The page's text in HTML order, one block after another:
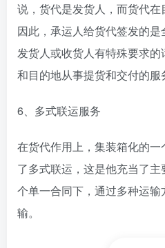
说，货代是发货人，而货代在
因此，承运人给货代签发的
发货人或收货人有特殊要求
和目的地从事提货和交付的服
6、多式联运服务
在货代作用上，集装箱化的
了多式联运，这是他充当了
个单一合同下，通过多种运
输。